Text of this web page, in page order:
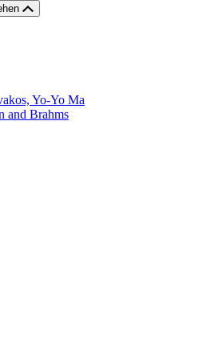
Yo-Yo Ma
and Brahms